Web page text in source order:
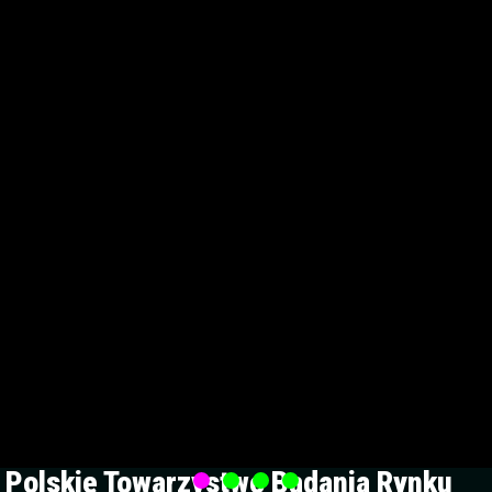
Polskie Towarzystwo Badania Rynku